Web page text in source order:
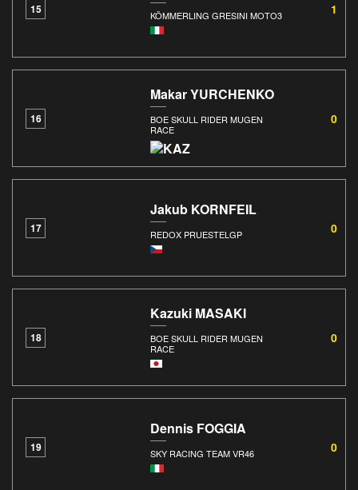
15 KÖMMERLING GRESINI MOTO3 1
16
Makar YURCHENKO
BOE SKULL RIDER MUGEN
RACE
0
17
Jakub KORNFEIL
REDOX PRUESTELGP 0
18
Kazuki MASAKI
BOE SKULL RIDER MUGEN
RACE
0
19
Dennis FOGGIA
SKY RACING TEAM VR46 0